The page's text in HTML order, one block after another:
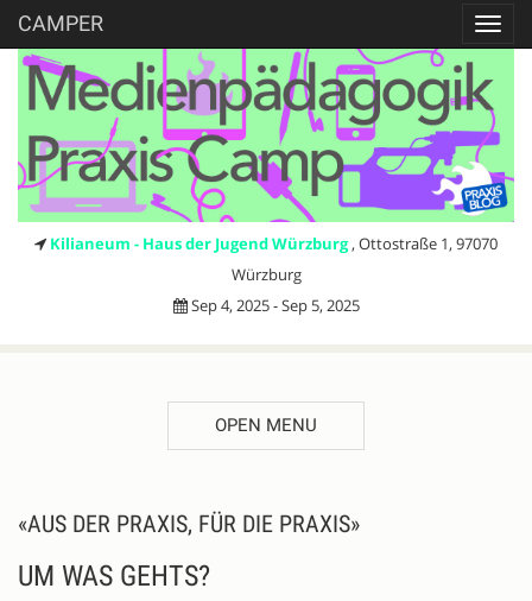
CAMPER
Kilianeum - Haus der Jugend Würzburg , Ottostraße 1, 97070
Würzburg
Sep 4, 2025 - Sep 5, 2025
OPEN MENU
DESCRIPTION
«AUS DER PRAXIS, FÜR DIE PRAXIS»
UM WAS GEHTS?